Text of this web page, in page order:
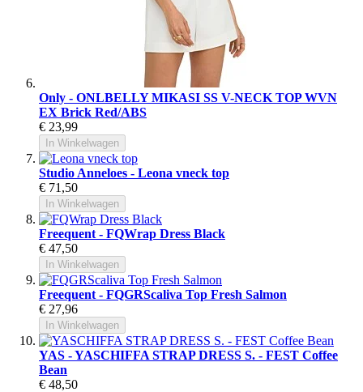
Only - ONLBELLY MIKASI SS V-NECK TOP WVN
EX Brick Red/ABS
€ 23,99
In Winkelwagen
Studio Anneloes - Leona vneck top
€ 71,50
In Winkelwagen
Freequent - FQWrap Dress Black
€ 47,50
In Winkelwagen
Freequent - FQGRScaliva Top Fresh Salmon
€ 27,96
In Winkelwagen
YAS - YASCHIFFA STRAP DRESS S. - FEST Coffee
Bean
€ 48,50